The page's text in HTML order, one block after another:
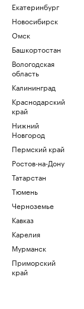
Екатеринбург
Новосибирск
Омск
Башкортостан
Вологодская
область
Калининград
Краснодарский
край
Нижний
Новгород
Пермский край
Ростов-на-Дону
Татарстан
Тюмень
Черноземье
Кавказ
Карелия
Мурманск
Приморский
край